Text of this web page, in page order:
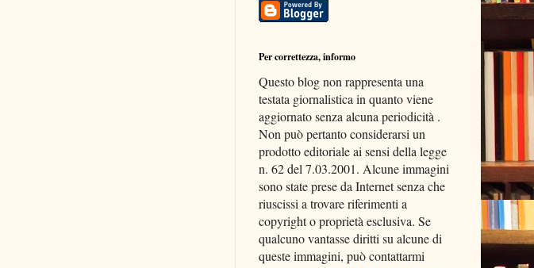
Per correttezza, informo
Questo blog non rappresenta una
testata giornalistica in quanto viene
aggiornato senza alcuna periodicità .
Non può pertanto considerarsi un
prodotto editoriale ai sensi della legge
n. 62 del 7.03.2001. Alcune immagini
sono state prese da Internet senza che
riuscissi a trovare riferimenti a
copyright o proprietà esclusiva. Se
qualcuno vantasse diritti su alcune di
queste immagini, può contattarmi